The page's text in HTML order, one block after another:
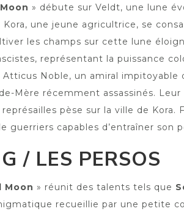
» débute sur Veldt, une lune
une jeune agricultrice, se
les champs sur cette lune
représentant la puissance
Noble, un amiral impitoyable
Mère récemment assassinés.
pèse sur la ville de Kora.
guerriers capables d’entraîner son
/ LES PERSOS
Moon » réunit des talents tels que
recueillie par une petite